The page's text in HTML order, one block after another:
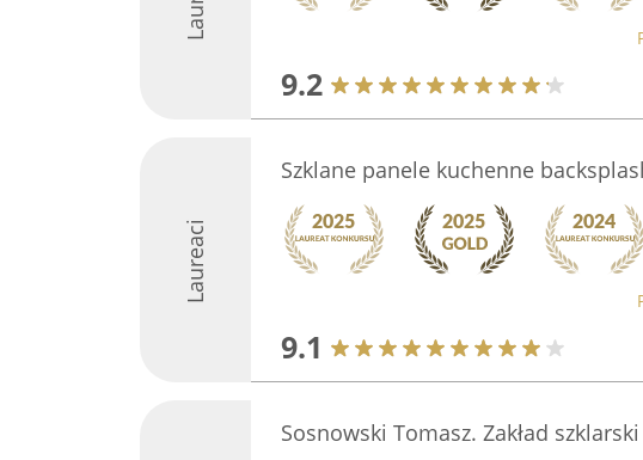
9.2
Laureaci
Szklane panele kuchenne
9.1
Sosnowski Tomasz. Zakład szklarski